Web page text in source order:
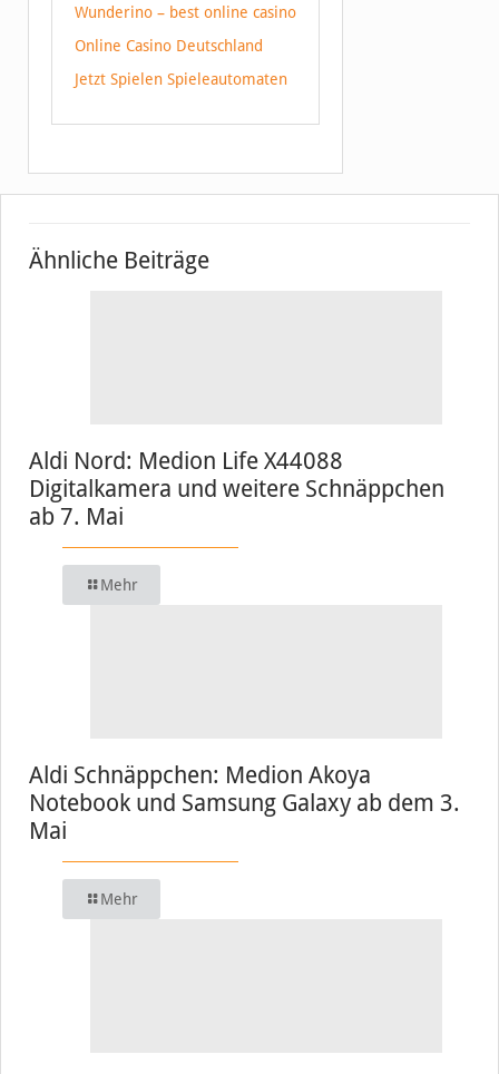
Wunderino – best online casino
Online Casino Deutschland
Jetzt Spielen Spieleautomaten
Ähnliche Beiträge
Aldi Nord: Medion Life X44088
Digitalkamera und weitere Schnäppchen
ab 7. Mai
Mehr
Aldi Schnäppchen: Medion Akoya
Notebook und Samsung Galaxy ab dem 3.
Mai
Mehr